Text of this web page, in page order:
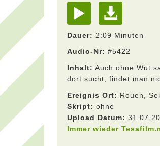
Dauer: 2:09 Minuten
Audio-Nr: #5422
Inhalt: Auch ohne Wut
dort sucht, findet man
Ereignis Ort: Rouen,
Skript: ohne
Upload Datum:
Immer wieder